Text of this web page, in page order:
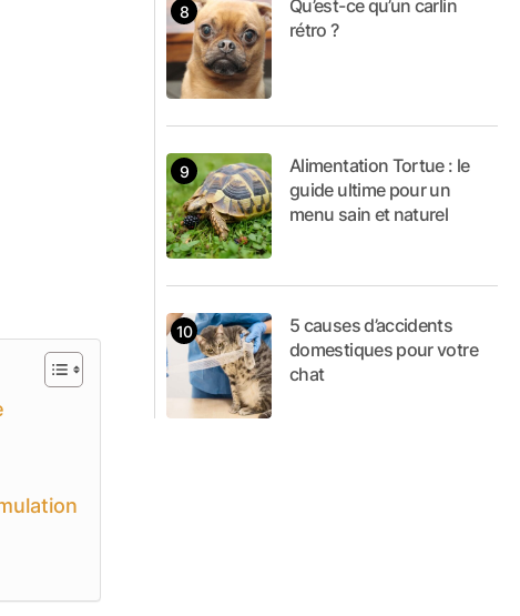
Qu’est-ce qu’un carlin
rétro ?
Alimentation Tortue : le
guide ultime pour un
menu sain et naturel
5 causes d’accidents
domestiques pour votre
chat